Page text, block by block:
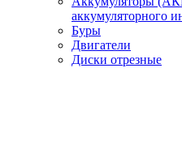
аккумуляторного
Буры
Двигатели
Диски отрезные